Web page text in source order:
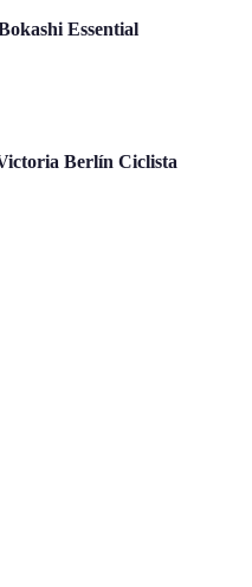
Essential
Berlín Ciclista